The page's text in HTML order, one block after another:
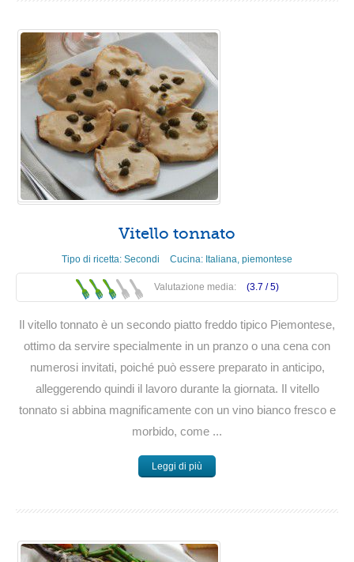
Vitello tonnato
Tipo di ricetta: Secondi Cucina: Italiana, piemontese
Valutazione media: (3.7 /5)
Il vitello tonnato è un secondo piatto freddo tipico Piemontese,
ottimo da servire specialmente in un pranzo o una cena con
numerosi invitati, poiché può essere preparato in anticipo,
alleggerendo quindi il lavoro durante la giornata. Il vitello
tonnato si abbina magnificamente con un vino bianco fresco e
morbido, come ...
Leggi di più